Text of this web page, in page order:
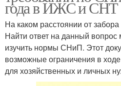
года в ИЖС и СНТ
На каком расстоянии от
Найти ответ на данный
изучить нормы СНиП. Этот
возможные ограничения в
для хозяйственных и личных